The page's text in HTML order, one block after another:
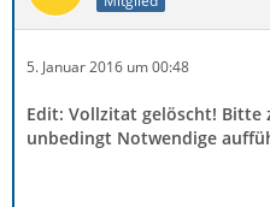
5. Januar 2016 um 00:48
Edit: Vollzitat gelöscht! Bitte
unbedingt Notwendige